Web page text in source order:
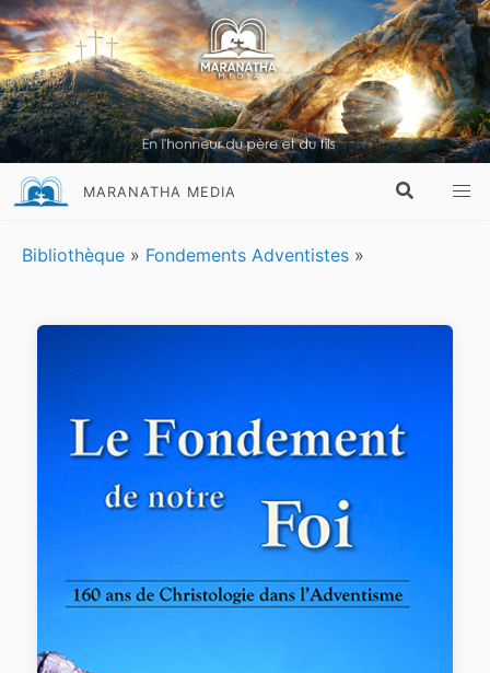
MARANATHA MEDIA
Bibliothèque » Fondements Adventistes »